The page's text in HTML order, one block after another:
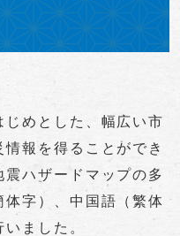
めとした、幅広い市
報を得ることができ
ハザードマップの多
字）、中国語（繁体
いました。